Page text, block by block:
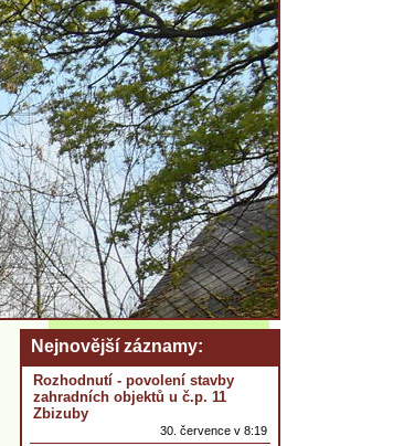
Nejnovější záznamy
Rozhodnutí - povolení stavby
zahradních objektů u č.p. 11
Zbizuby
30. července v 8:19